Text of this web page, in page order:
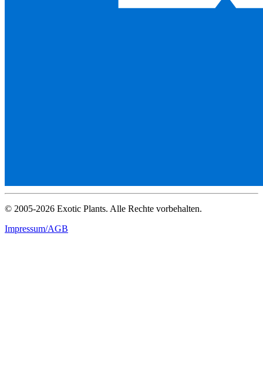
© 2005-2026 Exotic Plants. Alle Rechte vorbehalten.
Impressum/AGB